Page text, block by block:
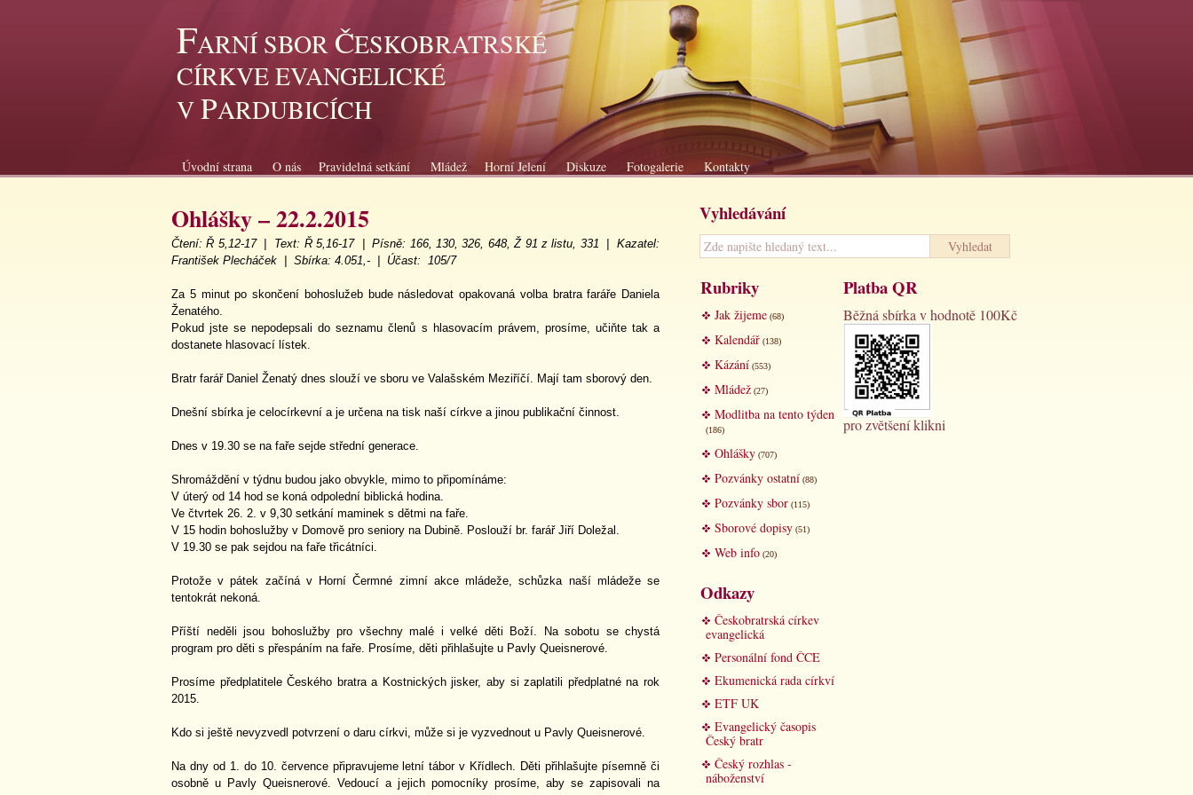
FARNÍ SBOR ČESKOBRATRSKÉ
CÍRKVE EVANGELICKÉ
VPARDUBICÍCH
Úvodní strana O nás Pravidelná setkání Mládež Horní Jelení Diskuze Fotogalerie Kontakty
Ohlášky – 22.2.2015
Čtení: Ř 5,12-17 | Text: Ř 5,16-17 |Písně: 166, 130, 326, 648, Ž 91 z listu, 331 |Kazatel:
František Plecháček | Sbírka: 4.051,- | Účast: 105/7
Za 5 minut po skončení bohoslužeb bude následovat opakovaná volba bratra faráře Daniela
Ženatého.
Pokud jste se nepodepsali do seznamu členů s hlasovacím právem, prosíme, učiňte tak a
dostanete hlasovací lístek.
Bratr farář Daniel Ženatý dnes slouží ve sboru ve Valašském Meziříčí. Mají tam sborový den.
Dnešní sbírka je celocírkevní a je určena na tisk naší církve a jinou publikační činnost.
Dnes v 19.30 se na faře sejde střední generace.
Shromáždění v týdnu budou jako obvykle, mimo to připomínáme:
V úterý od 14 hod se koná odpolední biblická hodina.
Ve čtvrtek 26. 2. v 9,30 setkání maminek s dětmi na faře.
V 15 hodin bohoslužby v Domově pro seniory na Dubině. Poslouží br. farář Jiří Doležal.
V 19.30 se pak sejdou na faře třicátníci.
Protože v pátek začíná v Horní Čermné zimní akce mládeže, schůzka naší mládeže se
tentokrát nekoná.
Příští neděli jsou bohoslužby pro všechny malé i velké děti Boží. Na sobotu se chystá
program pro děti s přespáním na faře. Prosíme, děti přihlašujte u Pavly Queisnerové.
Prosíme předplatitele Českého bratra a Kostnických jisker, aby si zaplatili předplatné na rok
2015.
Kdo si ještě nevyzvedl potvrzení o daru církvi, může si je vyzvednout u Pavly Queisnerové.
Na dny od 1. do 10. července připravujeme letní tábor v Křídlech. Děti přihlašujte písemně či
osobně u Pavly Queisnerové. Vedoucí a jejich pomocníky prosíme, aby se zapisovali na
Vyhledávání
Rubriky
Jak žijeme (68)
Kalendář (138)
Kázání (553)
Mládež (27)
Modlitba na tento týden
(186)
Ohlášky (707)
Pozvánky ostatní (88)
Pozvánky sbor (115)
Sborové dopisy (51)
Web info (20)
Odkazy
Českobratrská církev
evangelická
Personální fond ČCE
Ekumenická rada církví
ETF UK
Evangelický časopis
Český bratr
Český rozhlas -
náboženství
Platba QR
Běžná sbírka v hodnotě 100Kč
pro zvětšení klikni